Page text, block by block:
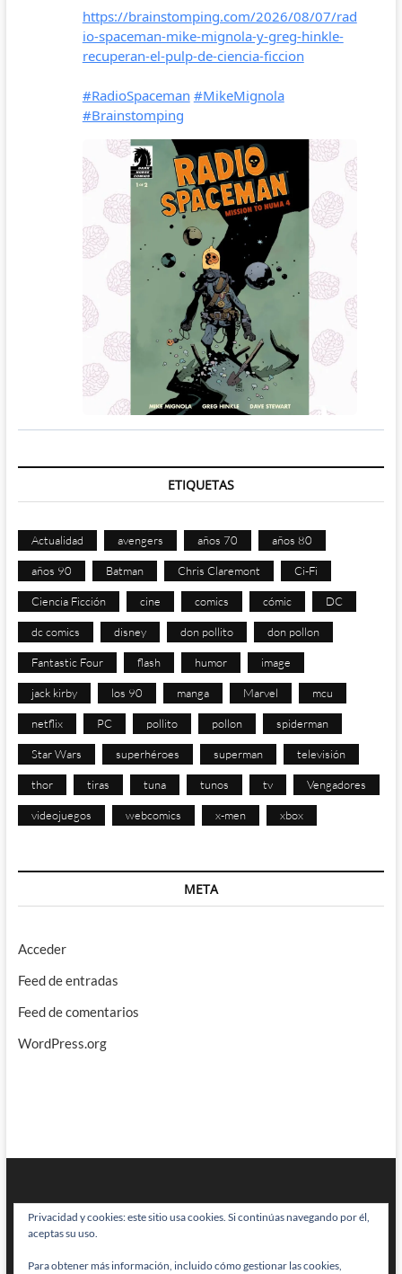
ETIQUETAS
Actualidad avengers años 70 años 80
años 90 Batman Chris Claremont Ci-Fi
Ciencia Ficción cine comics cómic DC
dc comics disney don pollito don pollon
Fantastic Four flash humor image
jack kirby los 90 manga Marvel mcu
netflix PC pollito pollon spiderman
Star Wars superhéroes superman televisión
thor tiras tuna tunos tv Vengadores
videojuegos webcomics x-men xbox
META
Acceder
Feed de entradas
Feed de comentarios
WordPress.org
BRAINSTOMPING| Diseñado por:Theme Freesia|WordPress| © Todos
Privacidad y cookies: este sitio usa cookies. Si continúas navegando por él,
aceptas su uso.
Para obtener más información, incluido cómo gestionar las cookies,